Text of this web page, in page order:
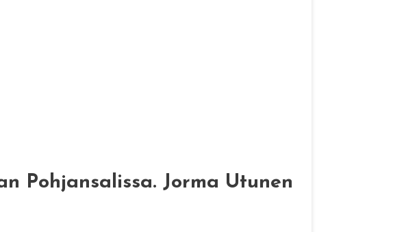
Pohjansalissa. Jorma Utunen